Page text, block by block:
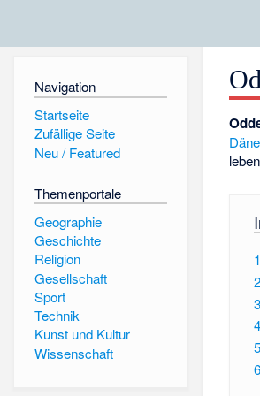
Navigation
Startseite
Zufällige Seite
Neu / Featured
Themenportale
Geographie
Geschichte
Religion
Gesellschaft
Sport
Technik
Kunst und Kultur
Wissenschaft
1
2
3
4
5
6